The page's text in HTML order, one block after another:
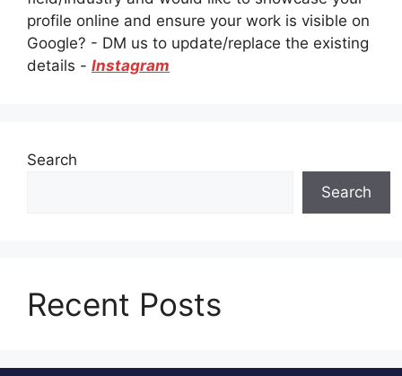
profile online and ensure your work is visible on
Google? - DM us to update/replace the existing
details - Instagram
Search
Search
Recent Posts